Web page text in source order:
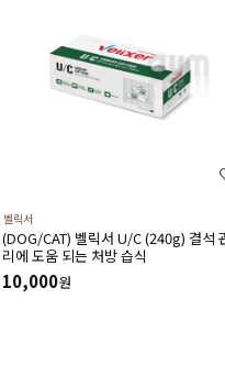
벨릭서
(DOG/CAT) 벨릭서 U/C (240g) 결석
리에 도움 되는 처방 습식
10,000원